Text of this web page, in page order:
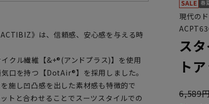
》は、信頼感、安心感を与える時
クル繊維【&+®(アンドプラス)】を使用
口を持つ【DotAir®】を採用しました。
施し凹凸感を出した素材感も特徴的で
トと合わせることでスーツスタイルでの
現代の
ス
ト
6,589